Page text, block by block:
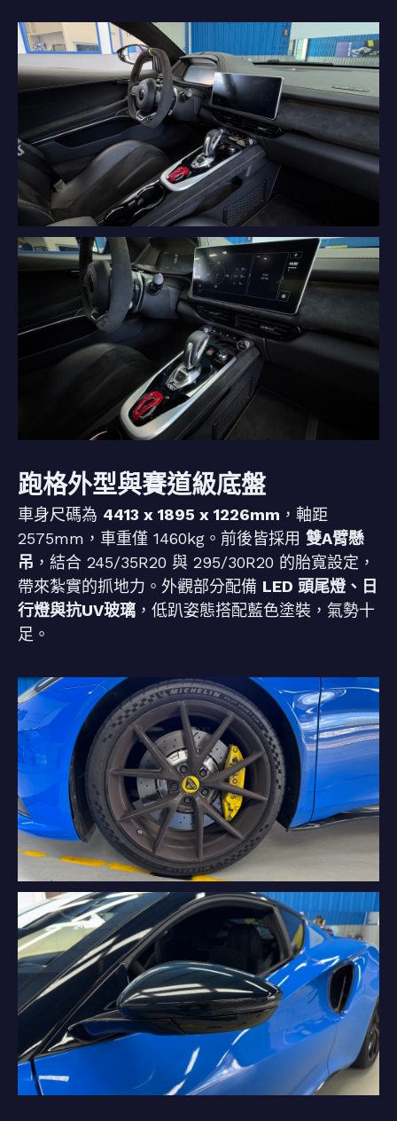
跑格外型與賽道級底盤
車身尺碼為 4413 x 1895 x 1226mm ，軸距
2575mm，車重僅 1460kg。前後皆採用 雙A臂懸
吊 ，結合 245/35R20 與 295/30R20 的胎寬設定，
帶來紮實的抓地力。外觀部分配備 LED 頭尾燈、日
行燈與抗UV玻璃 ，低趴姿態搭配藍色塗裝，氣勢十
足。